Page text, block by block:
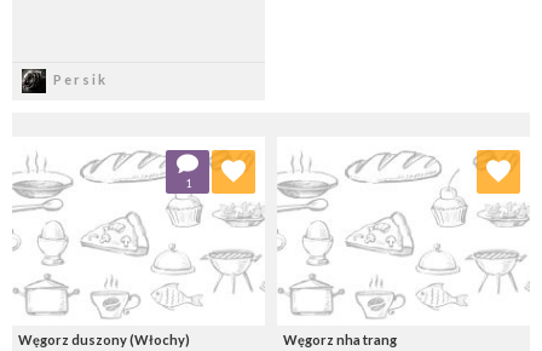
Persik
Węgorz duszony (Włochy)
1
Dodaj do ulubionych
Wybierz listę:
Węgorz nha trang
Dodaj do ulubionych
Wybierz listę: